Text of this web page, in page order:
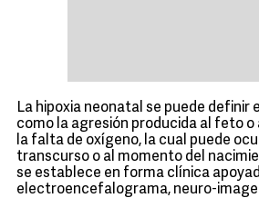
La hipoxia neonatal se puede definir
como la agresión producida al feto o
la falta de oxígeno, la cual puede
transcurso o al momento del
se establece en forma clínica
electroencefalograma, neuro-